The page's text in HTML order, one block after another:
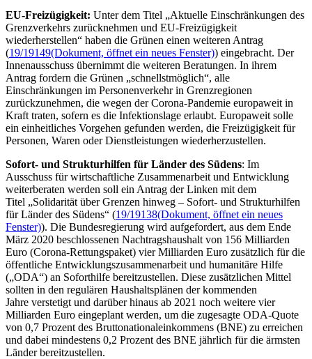
EU-Freizügigkeit: Unter dem Titel „Aktuelle Einschränkungen des
Grenzverkehrs zurücknehmen und EU-Freizügigkeit
wiederherstellen“ haben die Grünen einen weiteren Antrag
(19/19149(Dokument, öffnet ein neues Fenster)) eingebracht. Der
Innenausschuss übernimmt die weiteren Beratungen. In ihrem
Antrag fordern die Grünen „schnellstmöglich“, alle
Einschränkungen im Personenverkehr in Grenzregionen
zurückzunehmen, die wegen der Corona-Pandemie europaweit in
Kraft traten, sofern es die Infektionslage erlaubt. Europaweit solle
ein einheitliches Vorgehen gefunden werden, die Freizügigkeit für
Personen, Waren oder Dienstleistungen wiederherzustellen.
Sofort- und Strukturhilfen für Länder des Südens: Im
Ausschuss für wirtschaftliche Zusammenarbeit und Entwicklung
weiterberaten werden soll ein Antrag der Linken mit dem
Titel „Solidarität über Grenzen hinweg – Sofort- und Strukturhilfen
für Länder des Südens“ (19/19138(Dokument, öffnet ein neues
Fenster)). Die Bundesregierung wird aufgefordert, aus dem Ende
März 2020 beschlossenen Nachtragshaushalt von 156 Milliarden
Euro (Corona-Rettungspaket) vier Milliarden Euro zusätzlich für die
öffentliche Entwicklungszusammenarbeit und humanitäre Hilfe
(„ODA“) an Soforthilfe bereitzustellen. Diese zusätzlichen Mittel
sollten in den regulären Haushaltsplänen der kommenden
Jahre verstetigt und darüber hinaus ab 2021 noch weitere vier
Milliarden Euro eingeplant werden, um die zugesagte ODA-Quote
von 0,7 Prozent des Bruttonationaleinkommens (BNE) zu erreichen
und dabei mindestens 0,2 Prozent des BNE jährlich für die ärmsten
Länder bereitzustellen.